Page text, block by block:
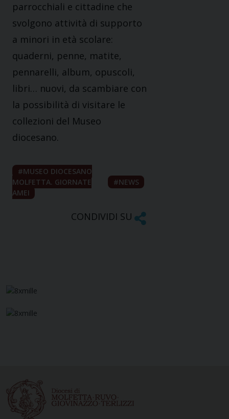
parrocchiali e cittadine che
svolgono attività di supporto
a minori in età scolare:
quaderni, penne, matite,
pennarelli, album, opuscoli,
libri… nuovi, da scambiare con
la possibilità di visitare le
collezioni del Museo
diocesano.
MUSEO DIOCESANO
MOLFETTA. GIORNATE
AMEI
NEWS
CONDIVIDI SU